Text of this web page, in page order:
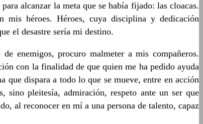
alcanzar la meta que se había fijado: las cloacas.
mis héroes. Héroes, cuya disciplina y dedicación
el desastre sería mi destino.
enemigos, procuro malmeter a mis compañeros.
con la finalidad de que quien me ha pedido ayuda
que dispara a todo lo que se mueve, entre en acción
sino pleitesía, admiración, respeto ante un ser que
al reconocer en mí a una persona de talento, capaz